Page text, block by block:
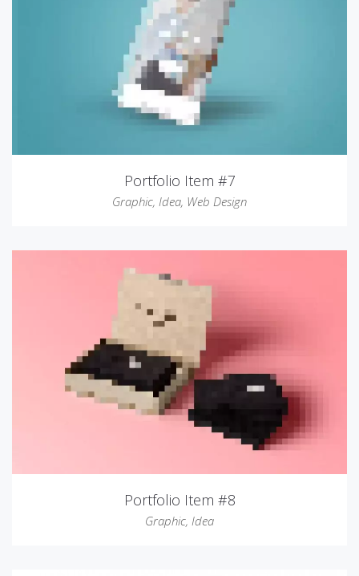
Portfolio Item #7
Graphic, Idea, Web Design
Portfolio Item #8
Graphic, Idea